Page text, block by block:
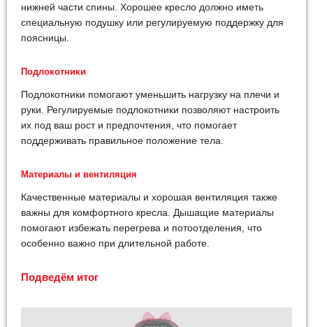
нижней части спины. Хорошее кресло должно иметь
специальную подушку или регулируемую поддержку для
поясницы.
Подлокотники
Подлокотники помогают уменьшить нагрузку на плечи и
руки. Регулируемые подлокотники позволяют настроить
их под ваш рост и предпочтения, что помогает
поддерживать правильное положение тела.
Материалы и вентиляция
Качественные материалы и хорошая вентиляция также
важны для комфортного кресла. Дышащие материалы
помогают избежать перегрева и потоотделения, что
особенно важно при длительной работе.
Подведём итог